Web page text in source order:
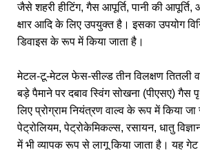
जैसे शहरी हीटिंग, गैस आपूर्ति, पानी की
क्षार आदि के लिए उपयुक्त है। इसका उपयोग
डिवाइस के रूप में किया जाता है।
मेटल-टू-मेटल फेस-सील्ड तीन विलक्षण तितली
बड़े पैमाने पर दबाव स्विंग सोखना (पीएसए)
लिए प्रोग्राम नियंत्रण वाल्व के रूप में किया
पेट्रोलियम, पेट्रोकेमिकल्स, रसायन, धातु
में भी व्यापक रूप से लागू किया जाता है। यह गेट